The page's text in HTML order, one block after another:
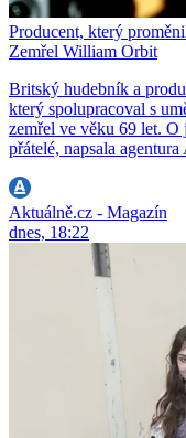
Producent, který
Zemřel William Orbit
Britský hudebník a
který spolupracoval s
zemřel ve věku 69 let.
přátelé, napsala agentura
Aktuálně.cz - Magazín
dnes, 18:22